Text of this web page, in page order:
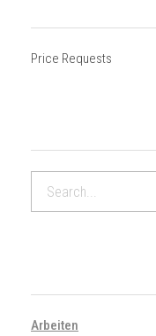
Price Requests
Arbeiten